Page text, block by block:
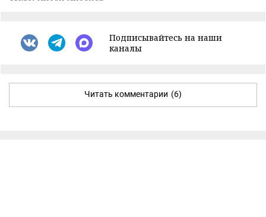
Подписывайтесь на наши
каналы
Читать комментарии (6)